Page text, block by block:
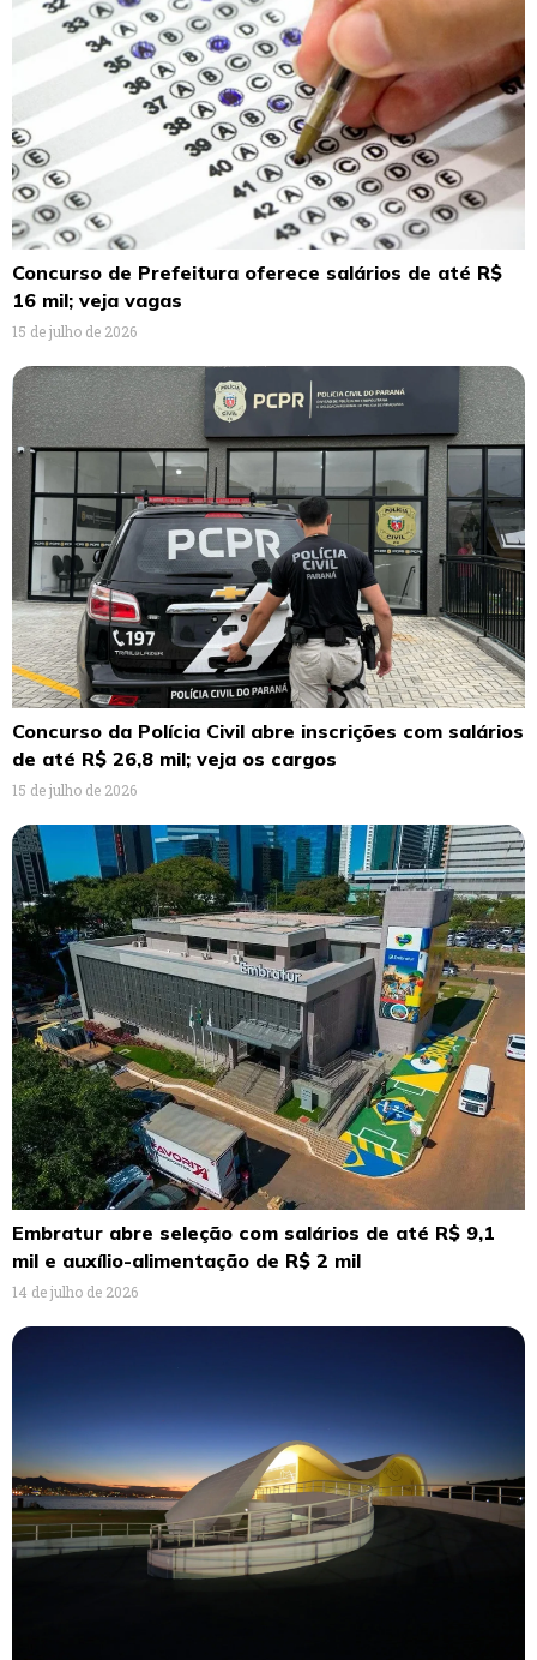
Concurso de Prefeitura oferece salários de até R$
16 mil; veja vagas
15 de julho de 2026
Concurso da Polícia Civil abre inscrições com salários
de até R$ 26,8 mil; veja os cargos
15 de julho de 2026
Embratur abre seleção com salários de até R$ 9,1
mil e auxílio-alimentação de R$ 2 mil
14 de julho de 2026